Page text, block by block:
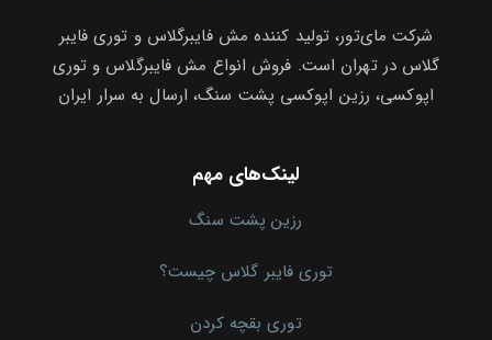
شرکت مای‌تور، تولید کننده مش فایبرگلاس و توری فایبر
گلاس در تهران است. فروش انواع مش فایبرگلاس و توری
اپوکسی، رزین اپوکسی پشت سنگ، ارسال به سرار ایران
لینک‌های مهم
رزین پشت سنگ
توری فایبر گلاس چیست؟
توری بقچه کردن